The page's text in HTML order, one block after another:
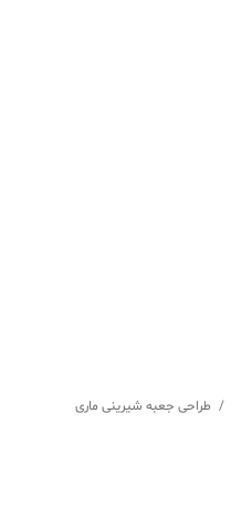
/ طراحی جعبه شیرینی ماری